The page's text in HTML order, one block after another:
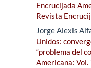
Encrucijada
Revista
Jorge Alexis
Unidos:
“problema del
Americana: